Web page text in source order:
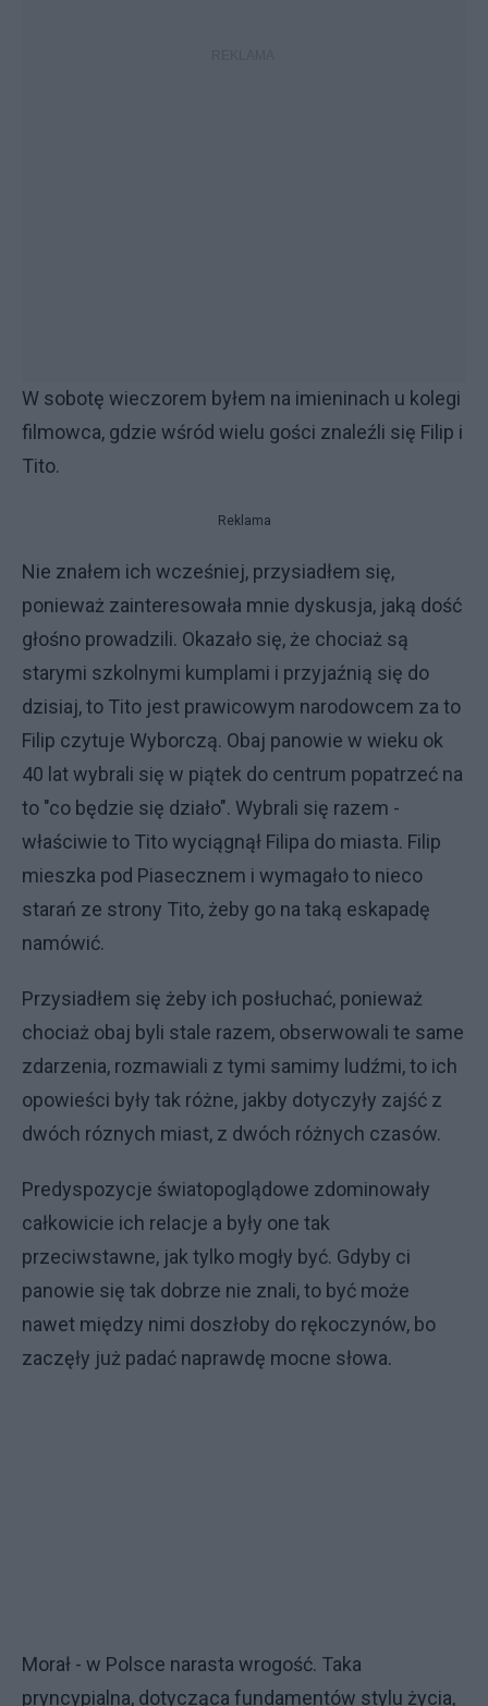
W sobotę wieczorem byłem na imieninach u kolegi
filmowca, gdzie wśród wielu gości znaleźli się Filip i
Tito.
Reklama
Nie znałem ich wcześniej, przysiadłem się,
ponieważ zainteresowała mnie dyskusja, jaką dość
głośno prowadzili. Okazało się, że chociaż są
starymi szkolnymi kumplami i przyjaźnią się do
dzisiaj, to Tito jest prawicowym narodowcem za to
Filip czytuje Wyborczą. Obaj panowie w wieku ok
40 lat wybrali się w piątek do centrum popatrzeć na
to "co będzie się działo". Wybrali się razem -
właściwie to Tito wyciągnął Filipa do miasta. Filip
mieszka pod Piasecznem i wymagało to nieco
starań ze strony Tito, żeby go na taką eskapadę
namówić.
Przysiadłem się żeby ich posłuchać, ponieważ
chociaż obaj byli stale razem, obserwowali te same
zdarzenia, rozmawiali z tymi samimy ludźmi, to ich
opowieści były tak różne, jakby dotyczyły zajść z
dwóch róznych miast, z dwóch różnych czasów.
Predyspozycje światopoglądowe zdominowały
całkowicie ich relacje a były one tak
przeciwstawne, jak tylko mogły być. Gdyby ci
panowie się tak dobrze nie znali, to być może
nawet między nimi doszłoby do rękoczynów, bo
zaczęły już padać naprawdę mocne słowa.
Morał - w Polsce narasta wrogość. Taka
pryncypialna, dotycząca fundamentów stylu życia,